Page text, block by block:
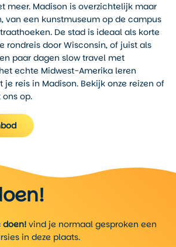
meer. Madison is overzichtelijk maar
van een kunstmuseum op de campus
De stad is ideaal als korte
rondreis door Wisconsin, of juist als
paar dagen slow travel met
echte Midwest-Amerika leren
je reis in Madison. Bekijk onze reizen of
op.
doen! vind je normaal gesproken een
in deze plaats.